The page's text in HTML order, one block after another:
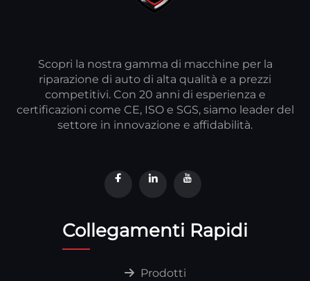
Scopri la nostra gamma di macchine per la
riparazione di auto di alta qualità e a prezzi
competitivi. Con 20 anni di esperienza e
certificazioni come CE, ISO e SGS, siamo leader del
settore in innovazione e affidabilità.
Collegamenti Rapidi
Prodotti